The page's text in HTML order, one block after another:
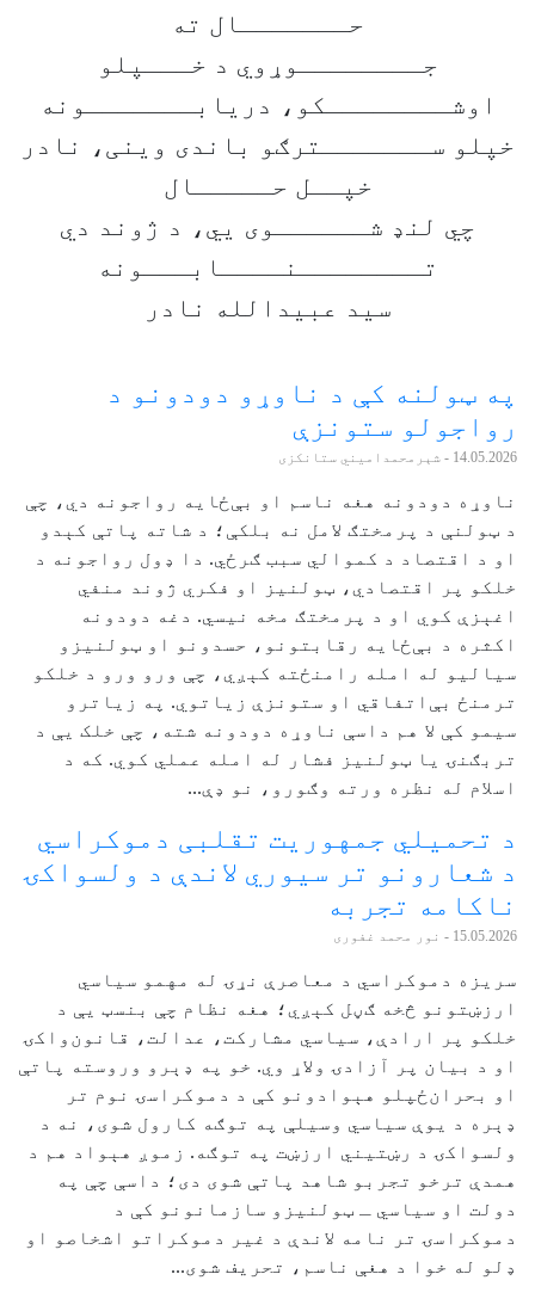
حـــــــال ته
جــــــــوړوي د خـــپلو
اوشــــــــکو، دریابـــــــونه
خپلو ســـــــترګو باندی وینی، نادر
خپــل حـــــال
چي لنډ شــــــوی یي، د ژوند دي
تــــــــنــــابـــونه
سید عبیدالله نادر
په ټولنه کې د ناوړو دودونو د
رواجولو ستونزې
14.05.2026 - شېرمحمدامیني ستانکزی
ناوړه دودونه هغه ناسم او بې‌ځایه رواجونه دي، چې
د ټولنې د پرمختګ لامل نه بلکې؛ د شاته پاتې کېدو
او د اقتصاد د کموالي سبب ګرځي. دا ډول رواجونه د
خلکو پر اقتصادي، ټولنیز او فکري ژوند منفي
اغېزې کوي او د پرمختګ مخه نیسي. دغه دودونه
اکثره د بې‌ځایه رقابتونو، حسدونو او ټولنیزو
سیالیو له امله رامنځته کېږي، چې ورو ورو د خلکو
ترمنځ بې‌اتفاقي او ستونزې زیاتوي. په زیاترو
سیمو کې لا هم داسې ناوړه دودونه شته، چې خلک یې د
تربګنۍ یا ټولنیز فشار له امله عملي کوي. که د
اسلام له نظره ورته وګورو، نو ډې...
د تحمیلي جمهوریت تقلبی دموکراسي
د شعارونو تر سیوري لاندې د ولسواکۍ
ناکامه تجربه
15.05.2026 - نور محمد غفوری
سریزه دموکراسي د معاصرې نړۍ له مهمو سیاسي
ارزښتونو څخه ګڼل کېږي؛ هغه نظام چې بنسټ یې د
خلکو پر ارادې، سیاسي مشارکت، عدالت، قانون‌واکۍ
او د بیان پر آزادۍ ولاړ وي. خو په ډېرو وروسته پاتې
او بحران‌ځپلو هېوادونو کې د دموکراسۍ نوم تر
ډېره د یوې سیاسي وسیلې په توګه کارول شوی، نه د
ولسواکۍ د رښتیني ارزښت په توګه. زموږ هېواد هم د
همدې ترخو تجربو شاهد پاتې شوی دی؛ داسې چې په
دولت او سیاسي ـ ټولنیزو سازمانونو کې د
دموکراسۍ تر نامه لاندې د غیر دموکراتو اشخاصو او
ډلو له خوا د هغې ناسم، تحریف شوی...